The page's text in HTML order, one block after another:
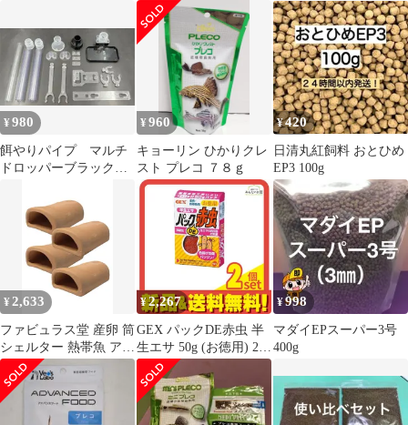
ゴムエサやり給餌クリ
ップ海藻野菜餌入れ強
力吸盤エアチューブ水
草隔離ネット固定ア
¥980
餌やりパイプ マルチ
ドロッパーブラック
¥960
キョーリン ひかりクレ
スト プレコ ７８ｇ
¥420
日清丸紅飼料 おとひめ
EP3 100g
¥ 2,633
ファビュラス堂 産卵 筒
シェルター 熱帯魚 アク
アリウム 隠れ家 土管
洞窟 水槽 装飾 飾り カ
マボコ 魚 稚魚 プレコ
ザリガニ エビ 4個 セッ
¥2,267
GEX パックDE赤虫 半
生エサ 50g (お徳用) 2個
セット まとめ売り
¥998
マダイEPスーパー3号
400g